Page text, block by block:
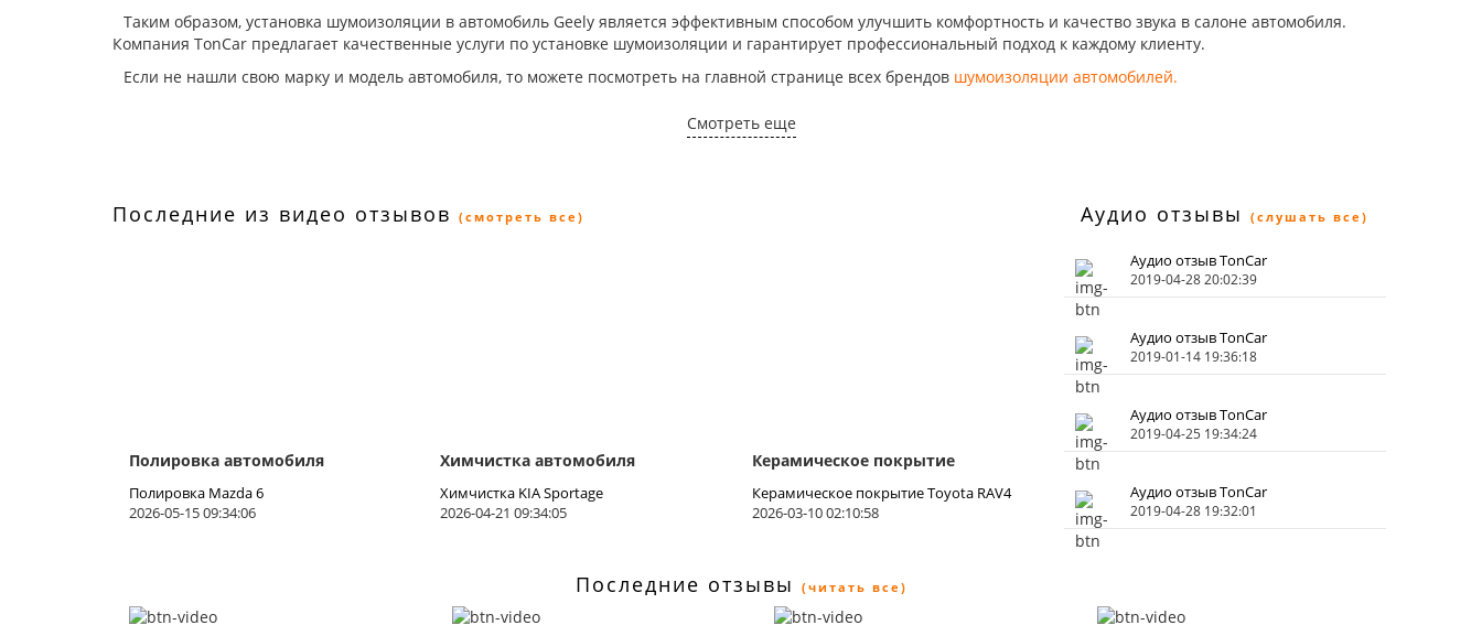
Таким образом, установка шумоизоляции в автомобиль Geely является эффективным способом улучшить комфортность и качество звука в салоне автомобиля.
Компания TonCar предлагает качественные услуги по установке шумоизоляции и гарантирует профессиональный подход к каждому клиенту.
Если не нашли свою марку и модель автомобиля, то можете посмотреть на главной странице всех брендов шумоизоляции автомобилей.
Смотреть еще
Последние из видео отзывов (смотреть все) Аудио отзывы (слушать все)
Полировка автомобиля
Полировка Mazda 6
2026-05-15 09:34:06
Химчистка автомобиля
Химчистка KIA Sportage
2026-04-21 09:34:05
Керамическое покрытие
Керамическое покрытие Toyota RAV4
2026-03-10 02:10:58
Аудио отзыв TonCar
2019-04-28 20:02:39
Аудио отзыв TonCar
2019-01-14 19:36:18
Аудио отзыв TonCar
2019-04-25 19:34:24
Аудио отзыв TonCar
2019-04-28 19:32:01
Последние отзывы (читать все)